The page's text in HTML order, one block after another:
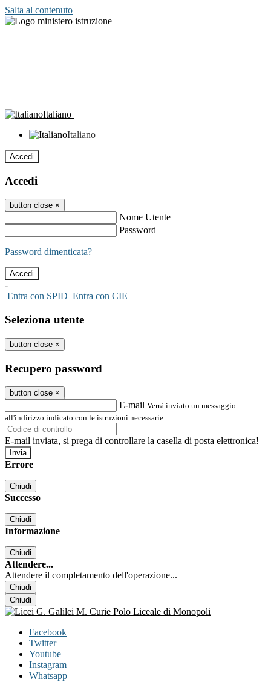
Salta al contenuto
Italiano
Italiano
Accedi
Accedi
button close ×
Nome Utente
Password
Password dimenticata?
-
Entra con SPID Entra con CIE
Seleziona utente
button close ×
Recupero password
button close ×
E-mail Verrà inviato un messaggio
all'indirizzo indicato con le istruzioni necessarie.
E-mail inviata, si prega di controllare la casella di posta elettronica!
Errore
Chiudi
Successo
Chiudi
Informazione
Chiudi
Attendere...
Attendere il completamento dell'operazione...
Chiudi
Chiudi
Facebook
Twitter
Youtube
Instagram
Whatsapp